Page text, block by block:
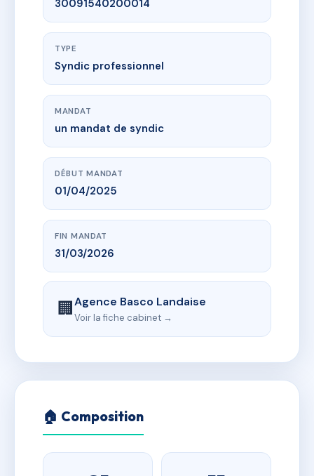
30091540200014
TYPE
Syndic professionnel
MANDAT
un mandat de syndic
DÉBUT MANDAT
01/04/2025
FIN MANDAT
31/03/2026
🏢Agence Basco Landaise
Voir la fiche cabinet →
🏠 Composition